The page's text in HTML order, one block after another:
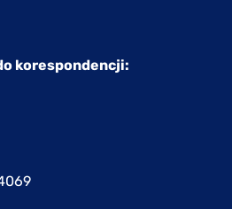
korespondencji: